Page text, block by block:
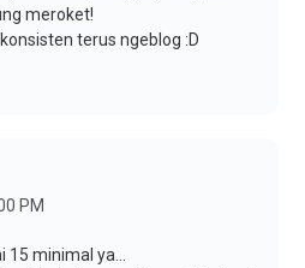
meroket!
terus ngeblog :D
PM
minimal ya...